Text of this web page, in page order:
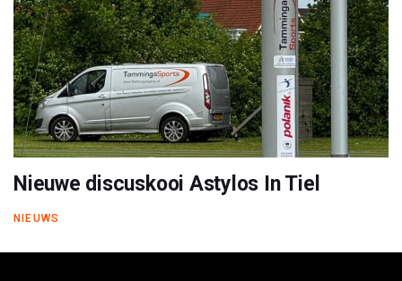
Nieuwe discuskooi Astylos In Tiel
NIEUWS